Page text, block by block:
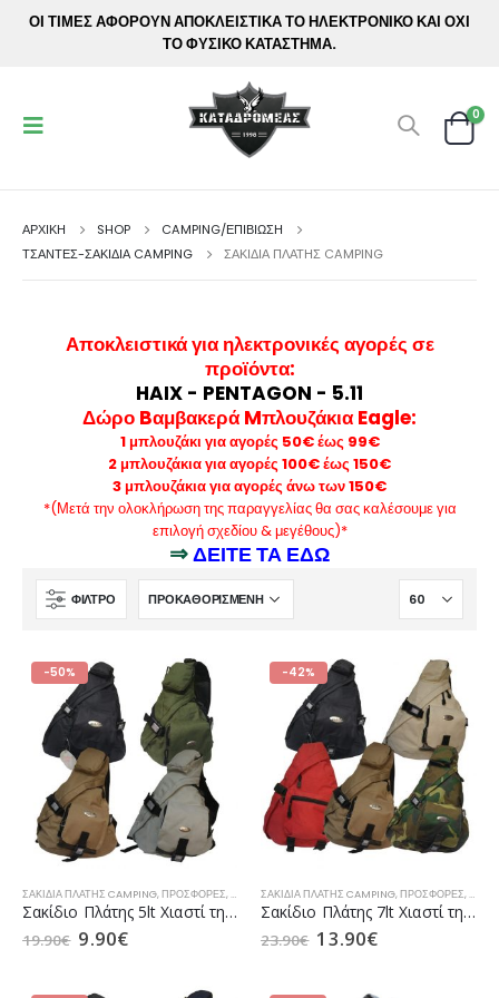
ΟΙ ΤΙΜΕΣ ΑΦΟΡΟΥΝ ΑΠΟΚΛΕΙΣΤΙΚΑ ΤΟ ΗΛΕΚΤΡΟΝΙΚΟ ΚΑΙ ΟΧΙ
ΤΟ ΦΥΣΙΚΟ ΚΑΤΑΣΤΗΜΑ.
0
ΑΡΧΙΚΉ SHOP
CAMPING/ΕΠΙΒΙΩΣΗ
ΤΣΆΝΤΕΣ-ΣΑΚΊΔΙΑ CAMPING
ΣΑΚΊΔΙΑ ΠΛΆΤΗΣ CAMPING
Αποκλειστικά για ηλεκτρονικές αγορές σε
προϊόντα:
HAIX - PENTAGON - 5.11
Δώρο Bαμβακερά Mπλουζάκια Eagle:
1 μπλουζάκι για αγορές 50€ έως 99€
2 μπλουζάκια για αγορές 100€ έως 150€
3 μπλουζάκια για αγορές άνω των 150€
*(Μετά την ολοκλήρωση της παραγγελίας θα σας καλέσουμε για
επιλογή σχεδίου & μεγέθους)*
⇒ΔΕΙΤΕ ΤΑ ΕΔΩ
ΦΊΛΤΡΟ
-50%
ΣΑΚΊΔΙΑ ΠΛΆΤΗΣ CAMPING,ΠΡΟΣΦΟΡΈΣ,ΣΑΚΊΔΙΑ ΠΛΆΤΗΣ,ΣΑΚΊΔΙΑ ΠΛΆΤΗΣ ΑΕΡΟΠΟΡΊΑΣ,
Σακίδιο Πλάτης 5lt Χιαστί της SPILGA σε (4 Χρώματα)
19.90€ 9.90€
-42%
ΣΑΚΊΔΙΑ ΠΛΆΤΗΣ CAMPING,ΠΡΟΣΦΟΡΈΣ,
Σακίδιο Πλάτης 7lt Χιαστί της SPILGA σε (5 Χρώματα)
23.90€ 13.90€